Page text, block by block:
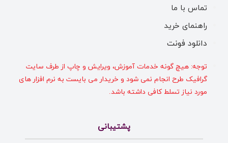
تماس با ما
راهنمای خرید
دانلود فونت
توجه: هیچ گونه خدمات آموزش، ویرایش و چاپ از طرف سایت
گرافیک طرح انجام نمی شود و خریدار می بایست به نرم افزار های
مورد نیاز تسلط کافی داشته باشد.
پشتیبانی